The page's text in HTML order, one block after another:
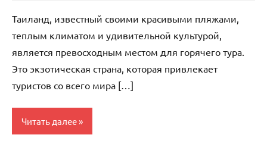
Таиланд, известный своими красивыми пляжами,
теплым климатом и удивительной культурой,
является превосходным местом для горячего тура.
Это экзотическая страна, которая привлекает
туристов со всего мира […]
Читать далее